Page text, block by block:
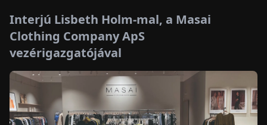
E-
Interjú Lisbeth Holm-mal, a Masai
Clothing Company ApS
vezérigazgatójával